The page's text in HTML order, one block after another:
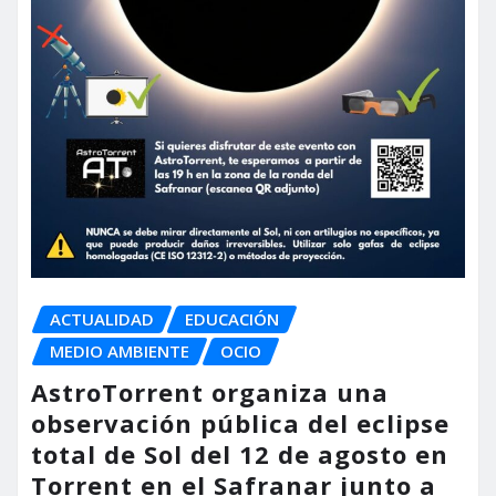
ACTUALIDAD
EDUCACIÓN
MEDIO AMBIENTE
OCIO
AstroTorrent organiza una
observación pública del eclipse
total de Sol del 12 de agosto en
Torrent en el Safranar junto a